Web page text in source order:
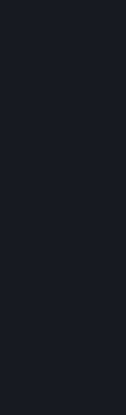
（3） 对他人进行
（4） 发布、讨论
（5） 发布、讨论
（6） 发布、传播
址、游戏交易平台
（7） 滥发广告内
（8） 发布灌水、
（9） 操纵或滥用
（10）发布、传
或许可方不利的或
蒸汽平台上提供的
”）允许您
户生成内容，并允
”）提交至蒸汽